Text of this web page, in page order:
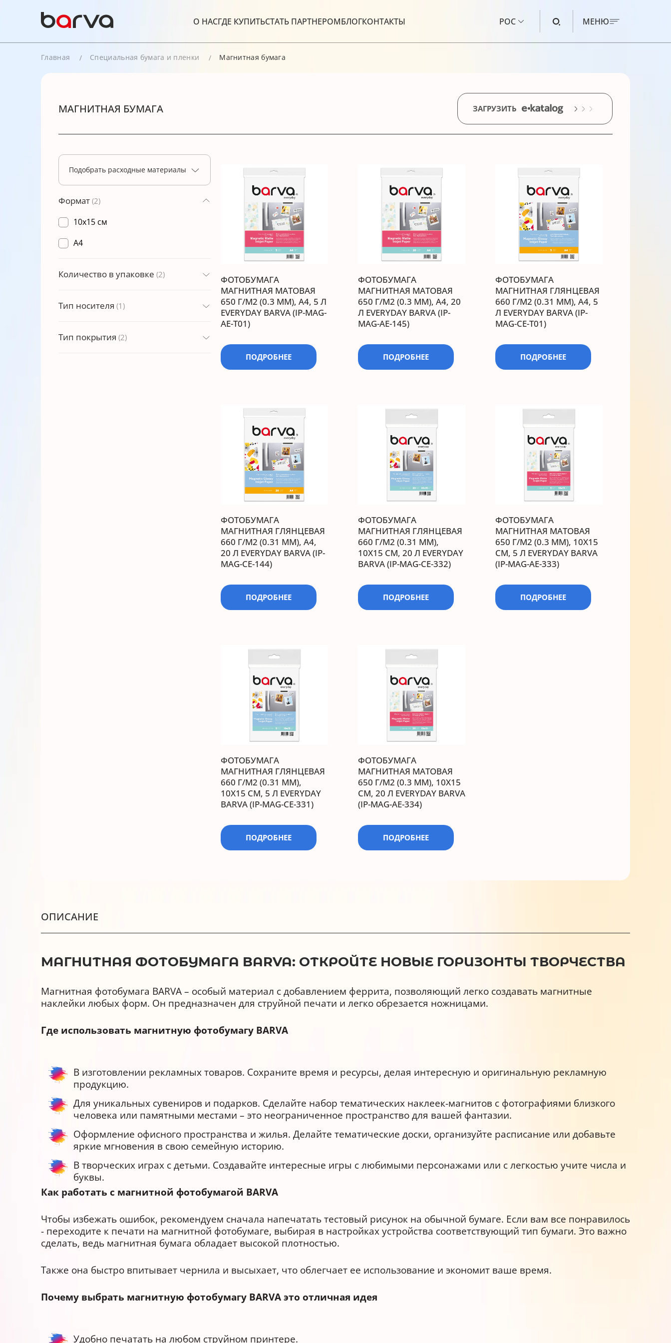
О НАСГДЕ КУПИТЬСТАТЬ ПАРТНЕРОМБЛОГКОНТАКТЫ РОС МЕНЮ
ЧЕРНИЛА ДЛЯ HP
ЧЕРНИЛА ДЛЯ EPSON
ЧЕРНИЛА ДЛЯ BROTHER
Главная Специальная бумага и пленки Магнитная бумага
МАГНИТНАЯ БУМАГА ЗАГРУЗИТЬ
Подобрать расходные материалы
Формат (2)
10x15 см
A4
Количество в упаковке (2)
Тип носителя (1)
Тип покрытия (2)
ФОТОБУМАГА
МАГНИТНАЯ МАТОВАЯ
650 Г/М2 (0.3 ММ), А4, 5 Л
EVERYDAY BARVA (IP-MAG-
AE-T01)
ПОДРОБНЕЕ
ФОТОБУМАГА
МАГНИТНАЯ МАТОВАЯ
650 Г/М2 (0.3 ММ), А4, 20
Л EVERYDAY BARVA (IP-
MAG-AE-145)
ПОДРОБНЕЕ
ФОТОБУМАГА
МАГНИТНАЯ ГЛЯНЦЕВАЯ
660 Г/М2 (0.31 ММ), А4, 5
Л EVERYDAY BARVA (IP-
MAG-CE-T01)
ПОДРОБНЕЕ
ФОТОБУМАГА
МАГНИТНАЯ ГЛЯНЦЕВАЯ
660 Г/М2 (0.31 ММ), А4,
20 Л EVERYDAY BARVA (IP-
MAG-CE-144)
ПОДРОБНЕЕ
ФОТОБУМАГА
МАГНИТНАЯ ГЛЯНЦЕВАЯ
660 Г/М2 (0.31 ММ),
10X15 СМ, 20 Л EVERYDAY
BARVA (IP-MAG-CE-332)
ПОДРОБНЕЕ
ФОТОБУМАГА
МАГНИТНАЯ МАТОВАЯ
650 Г/М2 (0.3 ММ), 10X15
СМ, 5 Л EVERYDAY BARVA
(IP-MAG-AE-333)
ПОДРОБНЕЕ
ФОТОБУМАГА
МАГНИТНАЯ ГЛЯНЦЕВАЯ
660 Г/М2 (0.31 ММ),
10X15 СМ, 5 Л EVERYDAY
BARVA (IP-MAG-CE-331)
ПОДРОБНЕЕ
ФОТОБУМАГА
МАГНИТНАЯ МАТОВАЯ
650 Г/М2 (0.3 ММ), 10X15
СМ, 20 Л EVERYDAY BARVA
(IP-MAG-AE-334)
ПОДРОБНЕЕ
ОПИСАНИЕ
МАГНИТНАЯ ФОТОБУМАГА BARVA: ОТКРОЙТЕ НОВЫЕ ГОРИЗОНТЫ ТВОРЧЕСТВА
Магнитная фотобумага BARVA – особый материал с добавлением феррита, позволяющий легко создавать магнитные
наклейки любых форм. Он предназначен для струйной печати и легко обрезается ножницами.
Где использовать магнитную фотобумагу BARVA
В изготовлении рекламных товаров. Сохраните время и ресурсы, делая интересную и оригинальную рекламную
продукцию.
Для уникальных сувениров и подарков. Сделайте набор тематических наклеек-магнитов с фотографиями близкого
человека или памятными местами – это неограниченное пространство для вашей фантазии.
Оформление офисного пространства и жилья. Делайте тематические доски, организуйте расписание или добавьте
яркие мгновения в свою семейную историю.
В творческих играх с детьми. Создавайте интересные игры с любимыми персонажами или с легкостью учите числа и
буквы.
Как работать с магнитной фотобумагой BARVA
Чтобы избежать ошибок, рекомендуем сначала напечатать тестовый рисунок на обычной бумаге. Если вам все понравилось
- переходите к печати на магнитной фотобумаге, выбирая в настройках устройства соответствующий тип бумаги. Это важно
сделать, ведь магнитная бумага обладает высокой плотностью.
Также она быстро впитывает чернила и высыхает, что облегчает ее использование и экономит ваше время.
Почему выбрать магнитную фотобумагу BARVA это отличная идея
Удобно печатать на любом струйном принтере.